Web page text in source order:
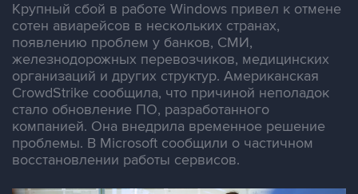
Крупный сбой в работе Windows привел к отмене
сотен авиарейсов в нескольких странах,
появлению проблем у банков, СМИ,
железнодорожных перевозчиков, медицинских
организаций и других структур. Американская
CrowdStrike сообщила, что причиной неполадок
стало обновление ПО, разработанного
компанией. Она внедрила временное решение
проблемы. В Microsoft сообщили о частичном
восстановлении работы сервисов.